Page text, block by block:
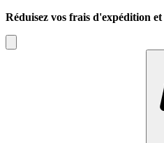
Réduisez vos frais d'expédition